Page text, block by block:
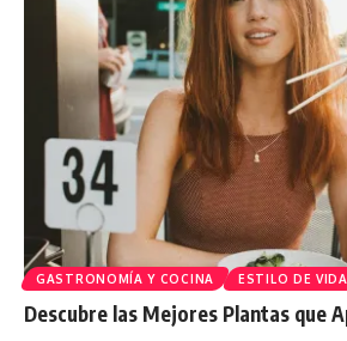
GASTRONOMÍA Y COCINA ESTILO DE VIDA
Descubre las Mejores Plantas que